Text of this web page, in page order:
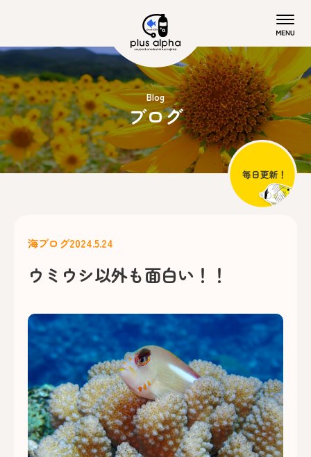
Blog
ブログ
海ブログ2024.5.24
ウミウシ以外も面白い！！